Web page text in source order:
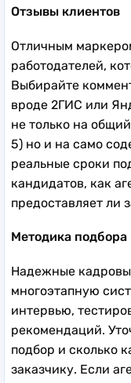
Отзывы клиентов
Отличным
работодателей,
Выбирайте
вроде 2ГИС или
не только на
5) но и на само
реальные сроки
кандидатов, как
предоставляет ли
Методика подбора
Надежные
многоэтапную
интервью,
рекомендаций.
подбор и сколько
заказчику. Если